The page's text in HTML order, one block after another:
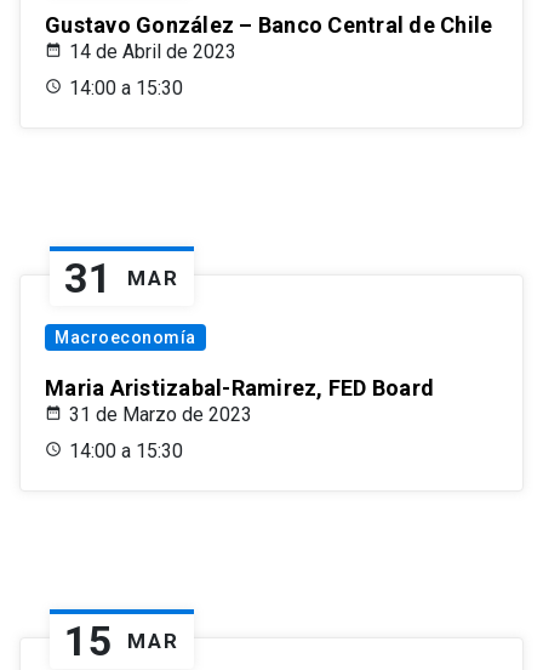
Gustavo González – Banco Central de Chile
14 de Abril de 2023
14:00 a 15:30
31 MAR
Macroeconomía
Maria Aristizabal-Ramirez, FED Board
31 de Marzo de 2023
14:00 a 15:30
15 MAR